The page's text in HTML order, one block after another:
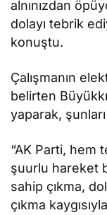
alnınızdan
dolayı tebrik
konuştu.
Çalışmanın
belirten
yaparak,
“AK Parti, hem
şuurlu hareket
sahip çıkma,
çıkma